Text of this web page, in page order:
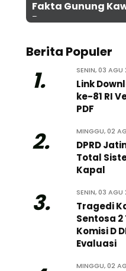
Fakta Gunung
Penasaran
Berita Populer
1. SENIN, 03
Link
ke-81 RI
PDF
2. MINGGU, 02
DPRD
Total
Kapal
3. SENIN, 03
Tragedi
Sentosa
Komisi D
Evaluasi
MINGGU, 02